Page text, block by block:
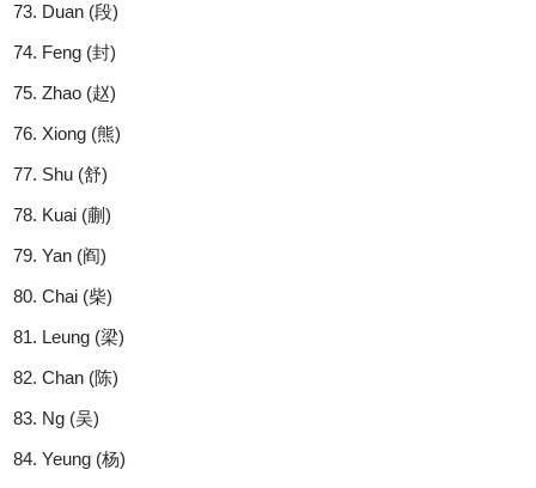
Duan (段)
Feng (封)
Zhao (赵)
Xiong (熊)
Shu (舒)
Kuai (蒯)
Yan (阎)
Chai (柴)
Leung (梁)
Chan (陈)
Ng (吴)
Yeung (杨)